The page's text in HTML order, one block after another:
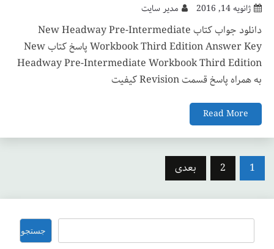
ژانویه 14, 2016 مدیر سایت
دانلود جواب کتاب New Headway Pre-Intermediate
Workbook Third Edition Answer Key پاسخ کتاب New
Headway Pre-Intermediate Workbook Third Edition
به همراه پاسخ قسمت Revision کیفیت
Read More
صفحه‌بندی
1
2 بعدی
جستجو جستجو